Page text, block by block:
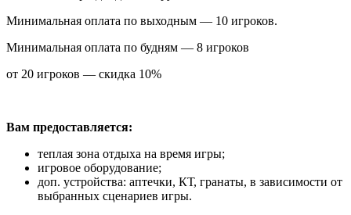
Минимальная оплата по выходным — 10 игроков.
Минимальная оплата по будням — 8 игроков
от 20 игроков — скидка 10%
Вам предоставляется:
теплая зона отдыха на время игры;
игровое оборудование;
доп. устройства: аптечки, КТ, гранаты, в зависимости от
выбранных сценариев игры.